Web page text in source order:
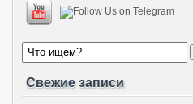
Свежие записи